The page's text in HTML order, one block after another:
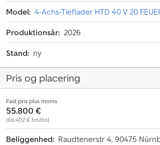
Model: 4-Achs-Tieflader HTD 40 V 20
Produktionsår: 2026
Stand: ny
Pris og placering
Fast pris plus moms
55.800 €
(66.402 € brutto)
Beliggenhed: Raudtenerstr 4, 90475